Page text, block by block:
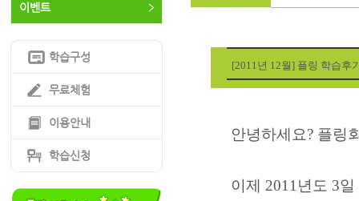
이벤트
학습구성
무료체험
이용안내
학습신청
[2011년 12월] 플링 학습후
안녕하세요? 플링
이제 2011년도 3